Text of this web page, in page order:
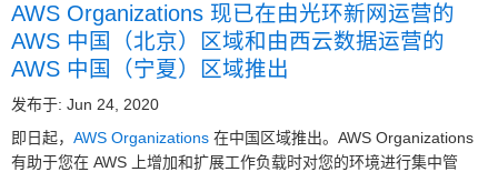
AWS Organizations 现已在由光环新网运营的
AWS 中国（北京）区域和由西云数据运营的
AWS 中国（宁夏）区域推出
发布于: Jun 24, 2020
即日起， AWS Organizations 在中国区域推出。AWS Organizations
有助于您在 AWS 上增加和扩展工作负载时对您的环境进行集中管